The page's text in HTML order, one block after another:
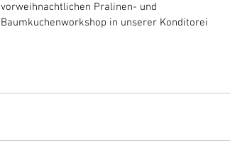
vorweihnachtlichen Pralinen- und
Baumkuchenworkshop in unserer Konditorei